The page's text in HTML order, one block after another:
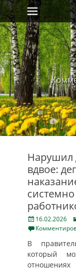
Skip
to
content
Primary
Нарушил
вдвое:
Posted
on
16.02.2026
В
который